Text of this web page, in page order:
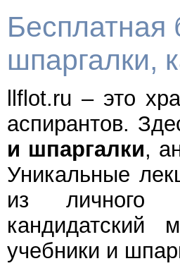
Бесплатная
шпаргалки,
llflot.ru – это
аспирантов.
и шпаргалки,
Уникальные
из личного
кандидатский
учебники и